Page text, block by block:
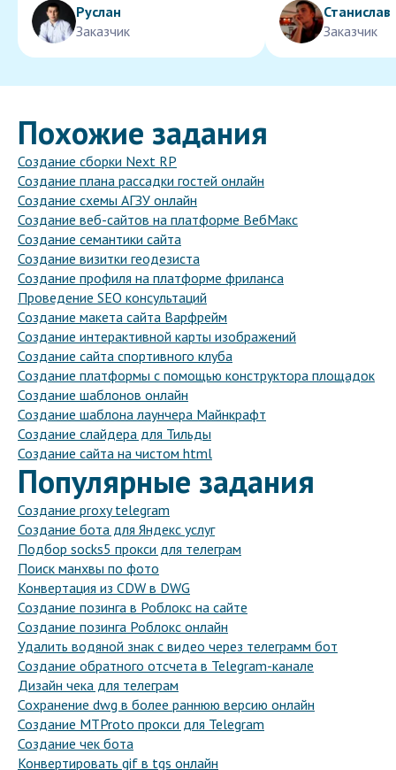
Руслан
Заказчик
Станислав
Заказчик
Похожие задания
Создание сборки Next RP
Создание плана рассадки гостей онлайн
Создание схемы АГЗУ онлайн
Создание веб-сайтов на платформе ВебМакс
Создание семантики сайта
Создание визитки геодезиста
Создание профиля на платформе фриланса
Проведение SEO консультаций
Создание макета сайта Варфрейм
Создание интерактивной карты изображений
Создание сайта спортивного клуба
Создание платформы с помощью конструктора площадок
Создание шаблонов онлайн
Создание шаблона лаунчера Майнкрафт
Создание слайдера для Тильды
Создание сайта на чистом html
Популярные задания
Создание proxy telegram
Создание бота для Яндекс услуг
Подбор socks5 прокси для телеграм
Поиск манхвы по фото
Конвертация из CDW в DWG
Создание позинга в Роблокс на сайте
Создание позинга Роблокс онлайн
Удалить водяной знак с видео через телеграмм бот
Создание обратного отсчета в Telegram-канале
Дизайн чека для телеграм
Сохранение dwg в более раннюю версию онлайн
Создание MTProto прокси для Telegram
Создание чек бота
Конвертировать gif в tgs онлайн